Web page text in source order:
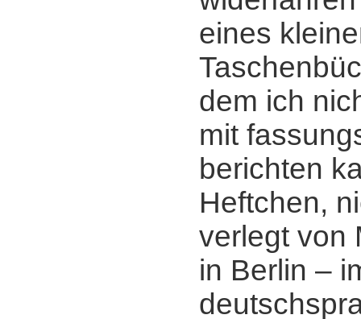
eines
dem ich
mit
berichten
Heftchen,
verlegt von
in Berlin ‒